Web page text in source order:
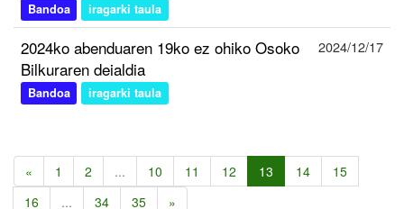
Bandoa iragarki taula
2024ko abenduaren 19ko ez ohiko Osoko
Bilkuraren deialdia
Bandoa iragarki taula
2024/12/17
« 1 2 ... 10 11 12 13 14
15
16
... 34 35 »